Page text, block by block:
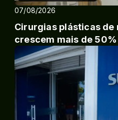
07/08/2026
Cirurgias plásticas de
crescem mais de